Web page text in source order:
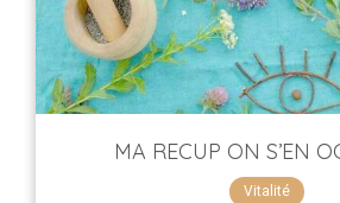
MA RECUP ON S’EN
Vitalité